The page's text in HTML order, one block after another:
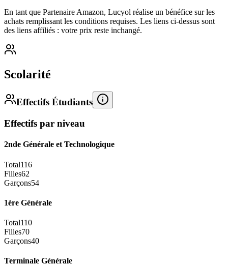
En tant que Partenaire Amazon, Lucyol réalise un bénéfice sur les
achats remplissant les conditions requises. Les liens ci-dessus sont
des liens affiliés : votre prix reste inchangé.
Scolarité
Effectifs Étudiants
Effectifs par niveau
2nde Générale et Technologique
Total116
Filles62
Garçons54
1ère Générale
Total110
Filles70
Garçons40
Terminale Générale